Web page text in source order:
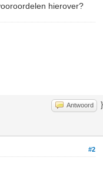
hierover?
Antwoord }
#2